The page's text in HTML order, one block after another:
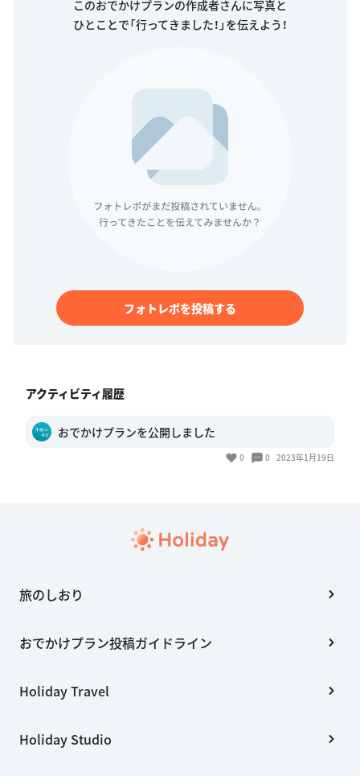
このおでかけプランの作成者さんに写真と
ひとことで「行ってきました！」を伝えよう！
フォトレポを投稿する
アクティビティ履歴
おでかけプランを公開しました
0 0 2023年1月19日
旅のしおり
おでかけプラン投稿ガイドライン
Holiday Travel
Holiday Studio